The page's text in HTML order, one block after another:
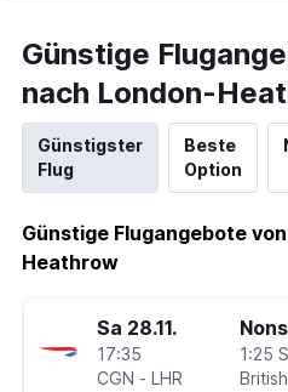
Günstige
nach London-
Günstigster
Flug
Beste
Option
Günstige Flugangebote
Heathrow
Sa 28.11.
17:35
CGN - LHR
1:25